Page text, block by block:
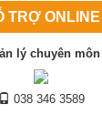
TRỢ ONLINE
lý chuyên môn
038 346 3589